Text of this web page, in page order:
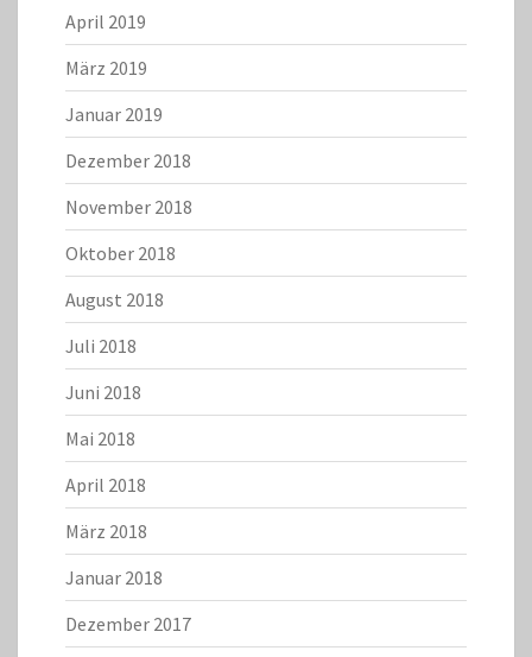
April 2019
März 2019
Januar 2019
Dezember 2018
November 2018
Oktober 2018
August 2018
Juli 2018
Juni 2018
Mai 2018
April 2018
März 2018
Januar 2018
Dezember 2017